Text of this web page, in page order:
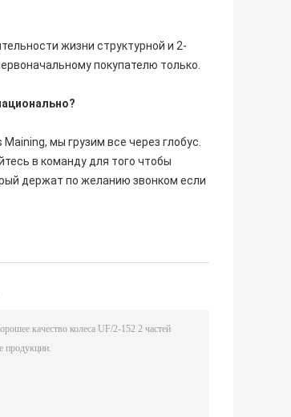
жизни структурной и 2-
покупателю только.
мы грузим все через глобус.
в команду для того чтобы
держат по желанию звонком если